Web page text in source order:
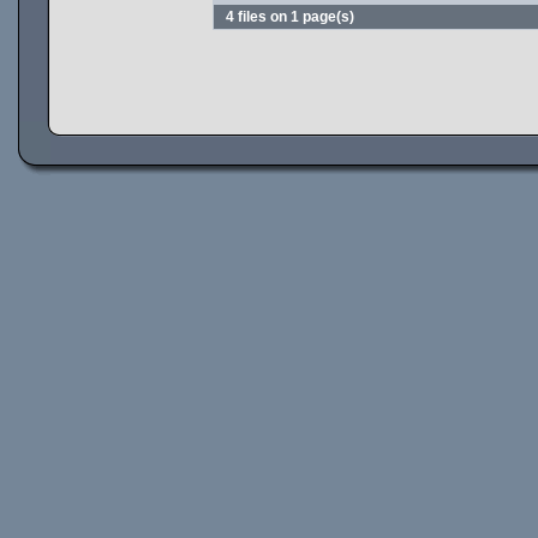
4 files on 1 page(s)